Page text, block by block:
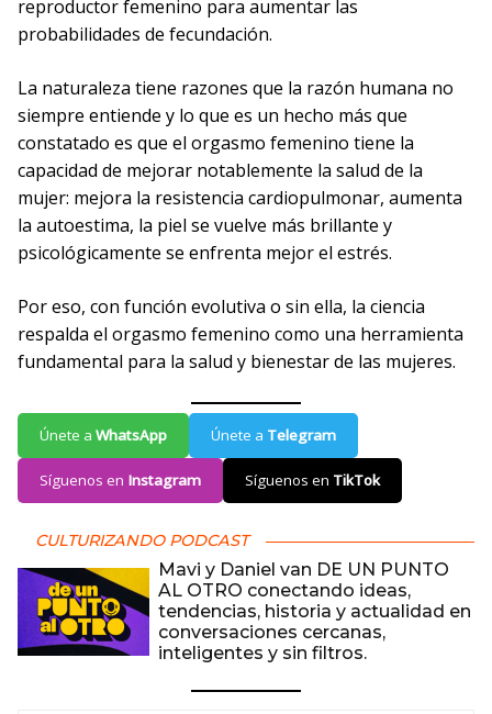
reproductor femenino para aumentar las
probabilidades de fecundación.
La naturaleza tiene razones que la razón humana no
siempre entiende y lo que es un hecho más que
constatado es que el orgasmo femenino tiene la
capacidad de mejorar notablemente la salud de la
mujer: mejora la resistencia cardiopulmonar, aumenta
la autoestima, la piel se vuelve más brillante y
psicológicamente se enfrenta mejor el estrés.
Por eso, con función evolutiva o sin ella, la ciencia
respalda el orgasmo femenino como una herramienta
fundamental para la salud y bienestar de las mujeres.
Únete a WhatsApp Únete a Telegram
Síguenos en Instagram Síguenos en TikTok
CULTURIZANDO PODCAST
Mavi y Daniel van DE UN PUNTO
AL OTRO conectando ideas,
tendencias, historia y actualidad en
conversaciones cercanas,
inteligentes y sin filtros.